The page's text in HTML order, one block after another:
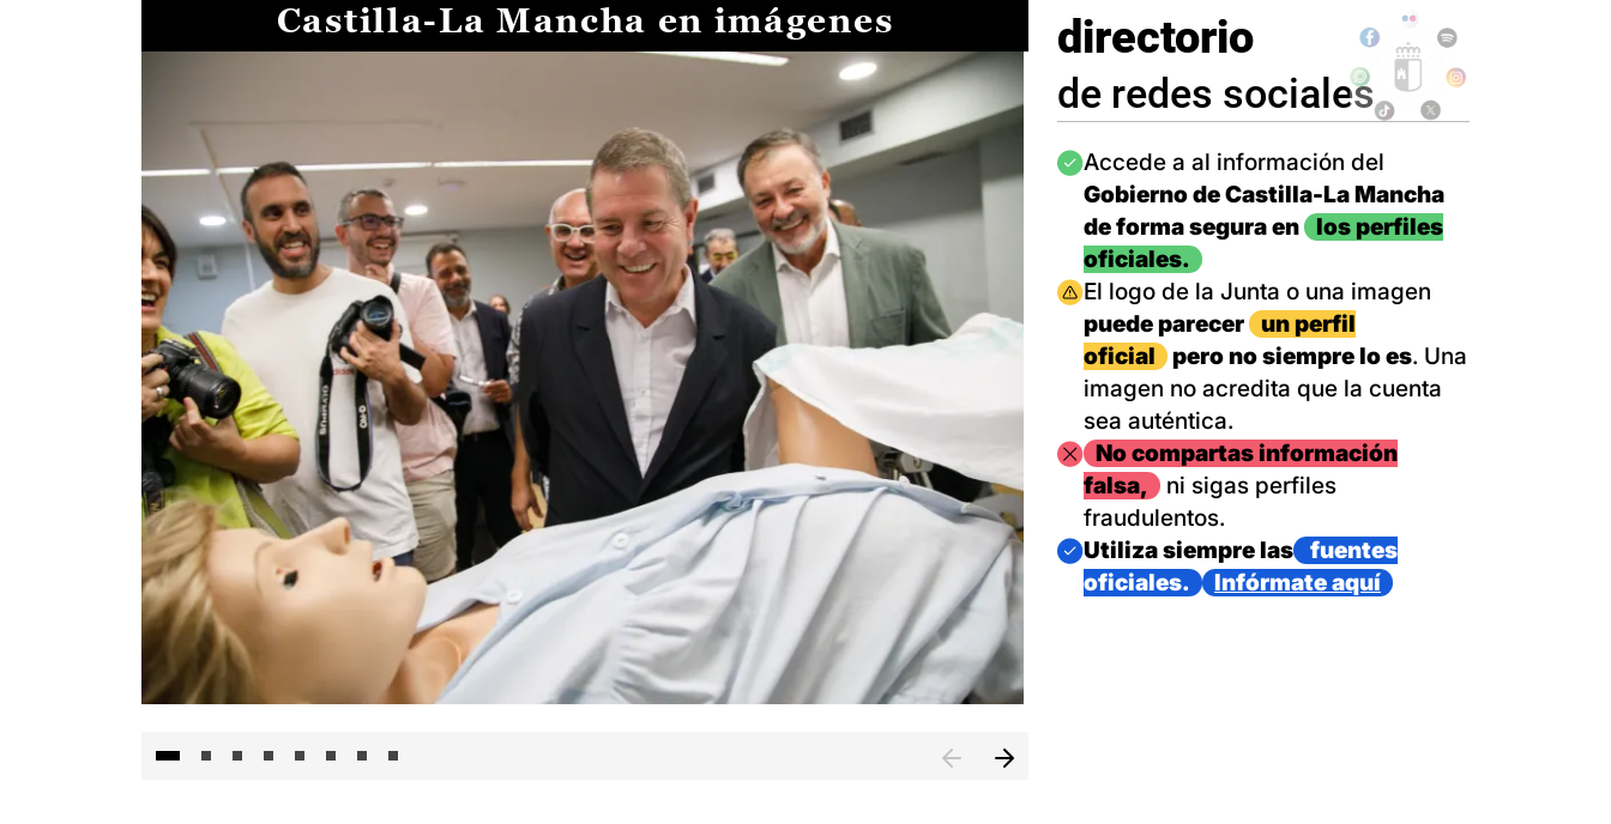
Castilla-La Mancha en imágenes directorio
de redes sociales
Imagen
Accede a al información del
Gobierno de Castilla-La Mancha
de forma segura en
los perfiles
oficiales.
Imagen
El logo de la Junta o una imagen
puede parecer
un perfil
oficial
pero no siempre lo es. Una
imagen no acredita que la cuenta
sea auténtica.
ImagenNo compartas información
falsa,
ni sigas perfiles
fraudulentos.
Imagen
Utiliza siempre las
fuentes
oficiales.
Infórmate aquí